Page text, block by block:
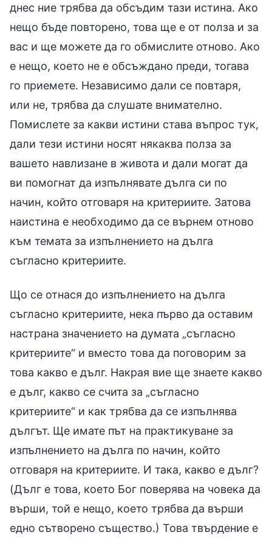
днес ние трябва да обсъдим тази истина. Ако
нещо бъде повторено, това ще е от полза и за
вас и ще можете да го обмислите отново. Ако
е нещо, което не е обсъждано преди, тогава
го приемете. Независимо дали се повтаря,
или не, трябва да слушате внимателно.
Помислете за какви истини става въпрос тук,
дали тези истини носят някаква полза за
вашето навлизане в живота и дали могат да
ви помогнат да изпълнявате дълга си по
начин, който отговаря на критериите. Затова
наистина е необходимо да се върнем отново
към темата за изпълнението на дълга
съгласно критериите.
Що се отнася до изпълнението на дълга
съгласно критериите, нека първо да оставим
настрана значението на думата „съгласно
критериите“ и вместо това да поговорим за
това какво е дълг. Накрая вие ще знаете какво
е дълг, какво се счита за „съгласно
критериите“ и как трябва да се изпълнява
дългът. Ще имате път на практикуване за
изпълнението на дълга по начин, който
отговаря на критериите. И така, какво е дълг?
(Дълг е това, което Бог поверява на човека да
върши, той е нещо, което трябва да върши
едно сътворено същество.) Това твърдение е